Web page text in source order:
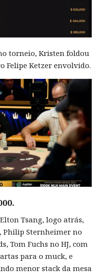
torneio, Kristen foldou
Felipe Ketzer envolvido.
Tsang, logo atrás,
Philip Sternheimer no
Tom Fuchs no HJ, com
para o muck, e
menor stack da mesa